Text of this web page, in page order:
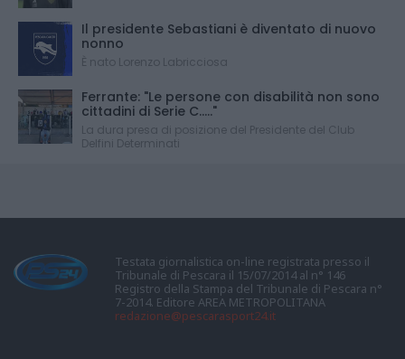
Il presidente Sebastiani è diventato di nuovo
nonno
È nato Lorenzo Labricciosa
Ferrante: "Le persone con disabilità non sono
cittadini di Serie C....."
La dura presa di posizione del Presidente del Club
Delfini Determinati
Testata giornalistica on-line registrata presso il
Tribunale di Pescara il 15/07/2014 al n° 146
Registro della Stampa del Tribunale di Pescara n°
7-2014. Editore AREA METROPOLITANA
redazione@pescarasport24.it